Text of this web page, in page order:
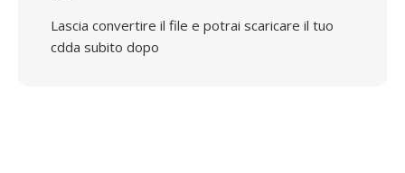
Lascia convertire il file e potrai scaricare il tuo
cdda subito dopo